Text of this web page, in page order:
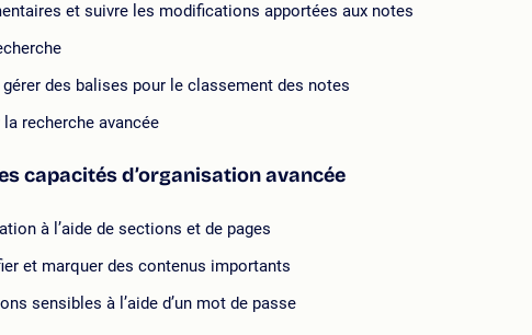
et suivre les modifications apportées aux notes
gérer des balises pour le classement des notes
recherche avancée
capacités d’organisation avancée
à l’aide de sections et de pages
et marquer des contenus importants
sensibles à l’aide d’un mot de passe